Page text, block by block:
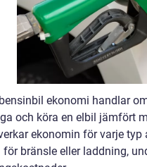
ekonomi handlar
och köra en elbil jämfört
ekonomin för varje
bränsle eller laddning,